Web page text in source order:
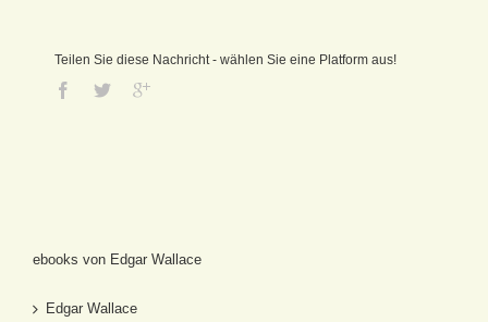
Teilen Sie diese Nachricht - wählen Sie eine Platform aus!
ebooks von Edgar Wallace
Edgar Wallace